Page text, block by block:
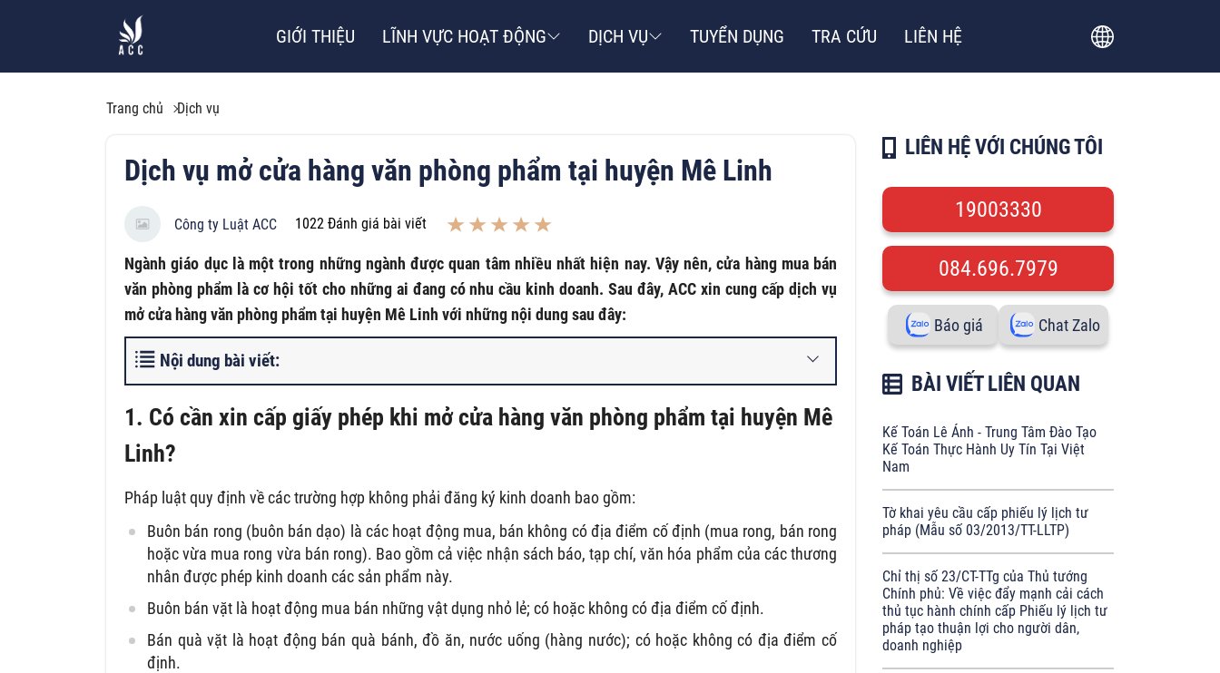
GIỚI THIỆU LĨNH VỰC HOẠT ĐỘNG DỊCH VỤ TUYỂN DỤNG TRA CỨU LIÊN HỆ
Trang chủ Dịch vụ
Dịch vụ mở cửa hàng văn phòng phẩm tại huyện Mê Linh
Công ty Luật ACC 1022 Đánh giá bài viết
Ngành giáo dục là một trong những ngành được quan tâm nhiều nhất hiện nay. Vậy nên, cửa hàng mua bán
văn phòng phẩm là cơ hội tốt cho những ai đang có nhu cầu kinh doanh. Sau đây, ACC xin cung cấp dịch vụ
mở cửa hàng văn phòng phẩm tại huyện Mê Linh với những nội dung sau đây:
Nội dung bài viết:
1. Có cần xin cấp giấy phép khi mở cửa hàng văn phòng phẩm tại huyện Mê
Linh?
Pháp luật quy định về các trường hợp không phải đăng ký kinh doanh bao gồm:
Buôn bán rong (buôn bán dạo) là các hoạt động mua, bán không có địa điểm cố định (mua rong, bán rong
hoặc vừa mua rong vừa bán rong). Bao gồm cả việc nhận sách báo, tạp chí, văn hóa phẩm của các thương
nhân được phép kinh doanh các sản phẩm này.
Buôn bán vặt là hoạt động mua bán những vật dụng nhỏ lẻ; có hoặc không có địa điểm cố định.
Bán quà vặt là hoạt động bán quà bánh, đồ ăn, nước uống (hàng nước); có hoặc không có địa điểm cố
định.
LIÊN HỆ VỚI CHÚNG TÔI
19003330
084.696.7979
Báo giá Chat Zalo
BÀI VIẾT LIÊN QUAN
Kế Toán Lê Ánh - Trung Tâm Đào Tạo
Kế Toán Thực Hành Uy Tín Tại Việt
Nam
Tờ khai yêu cầu cấp phiếu lý lịch tư
pháp (Mẫu số 03/2013/TT-LLTP)
Chỉ thị số 23/CT-TTg của Thủ tướng
Chính phủ: Về việc đẩy mạnh cải cách
thủ tục hành chính cấp Phiếu lý lịch tư
pháp tạo thuận lợi cho người dân,
doanh nghiệp